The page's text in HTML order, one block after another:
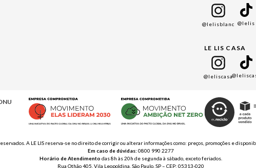
@lelisblanc @lelis
LE LIS CASA
@leliscasa
A LE LIS reserva-se no direito de corrigir ou alterar informações como: preços, promoções e
Em caso de dúvidas: 0800 990 2277
Horário de Atendimento das 8h às 20h de segunda à sábado, exceto feriados.
Rua Othão 405, Vila Leopoldina, São Paulo, SP – CEP: 05313-020